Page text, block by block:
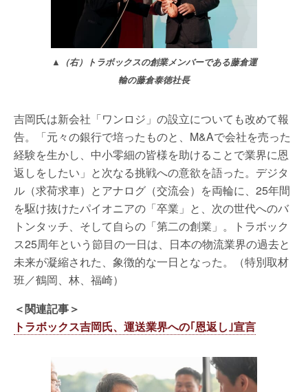
▲（右）トラボックスの創業メンバーである藤倉運
輸の藤倉泰徳社長
吉岡氏は新会社「ワンロジ」の設立についても改めて報
告。「元々の銀行で培ったものと、M&Aで会社を売った
経験を生かし、中小零細の皆様を助けることで業界に恩
返しをしたい」と次なる挑戦への意欲を語った。デジタ
ル（求荷求車）とアナログ（交流会）を両輪に、25年間
を駆け抜けたパイオニアの「卒業」と、次の世代へのバ
トンタッチ、そして自らの「第二の創業」。トラボック
ス25周年という節目の一日は、日本の物流業界の過去と
未来が凝縮された、象徴的な一日となった。（特別取材
班／鶴岡、林、福崎）
＜関連記事＞
トラボックス吉岡氏、運送業界への｢恩返し｣宣言